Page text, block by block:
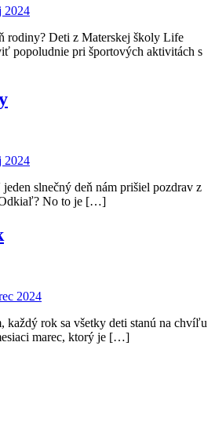
2024
rodiny? Deti z Materskej školy Life
popoludnie pri športových aktivitách s
2024
slnečný deň nám prišiel pozdrav z
Odkiaľ? No to je […]
2024
rok sa všetky deti stanú na chvíľu
marec, ktorý je […]